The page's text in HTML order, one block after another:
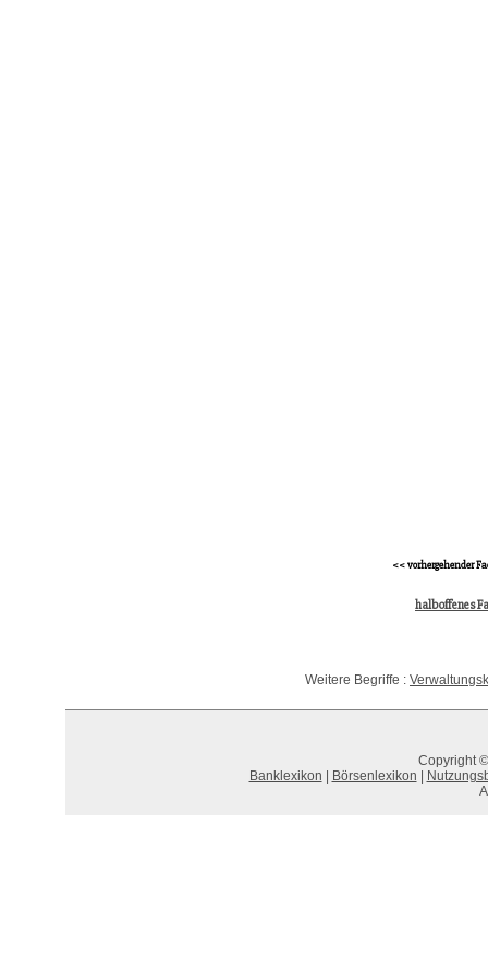
<< vorhergehender
halboffenes
Weitere Begriffe :
Copyright
Banklexikon
Börsenlexikon